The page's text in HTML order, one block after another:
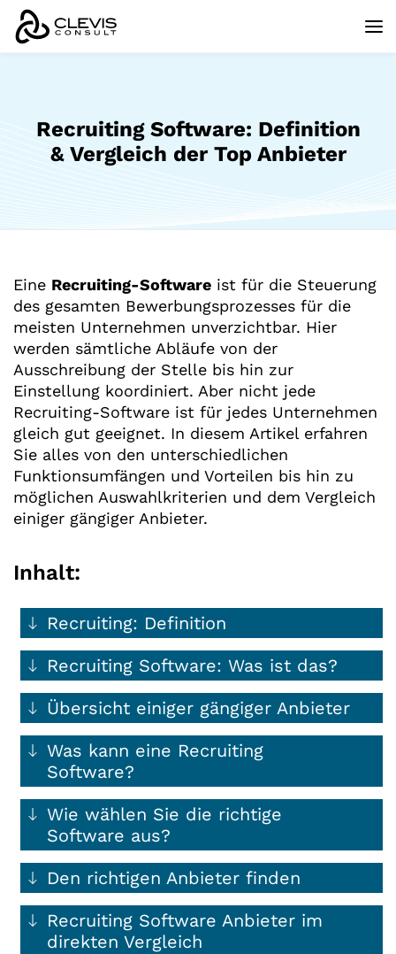
Recruiting Software: Definition
& Vergleich der Top Anbieter
Eine Recruiting-Software ist für die Steuerung
des gesamten Bewerbungsprozesses für die
meisten Unternehmen unverzichtbar. Hier
werden sämtliche Abläufe von der
Ausschreibung der Stelle bis hin zur
Einstellung koordiniert. Aber nicht jede
Recruiting-Software ist für jedes Unternehmen
gleich gut geeignet. In diesem Artikel erfahren
Sie alles von den unterschiedlichen
Funktionsumfängen und Vorteilen bis hin zu
möglichen Auswahlkriterien und dem Vergleich
einiger gängiger Anbieter.
Inhalt:
Recruiting: Definition
Recruiting Software: Was ist das?
Übersicht einiger gängiger Anbieter
Was kann eine Recruiting
Software?
Wie wählen Sie die richtige
Software aus?
Den richtigen Anbieter finden
Recruiting Software Anbieter im
direkten Vergleich